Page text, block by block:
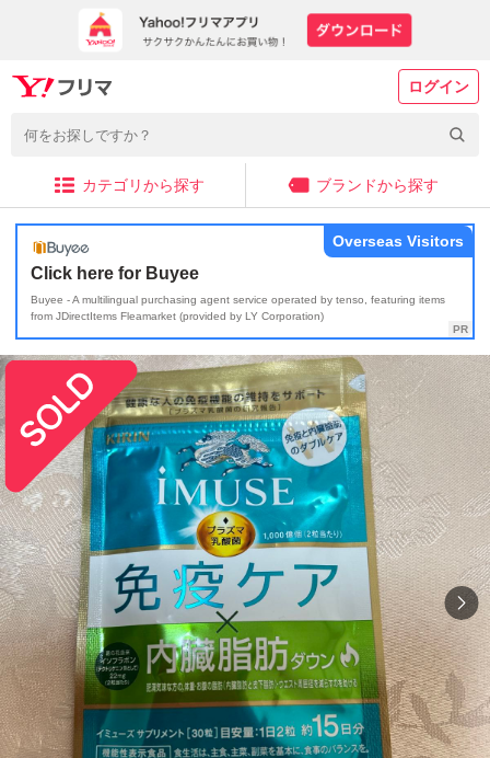
ログイン
カテゴリから探す ブランドから探す
Click here for Buyee
Buyee - A multilingual purchasing agent service operated by tenso, featuring items
from JDirectItems Fleamarket (provided by LY Corporation)
Overseas Visitors